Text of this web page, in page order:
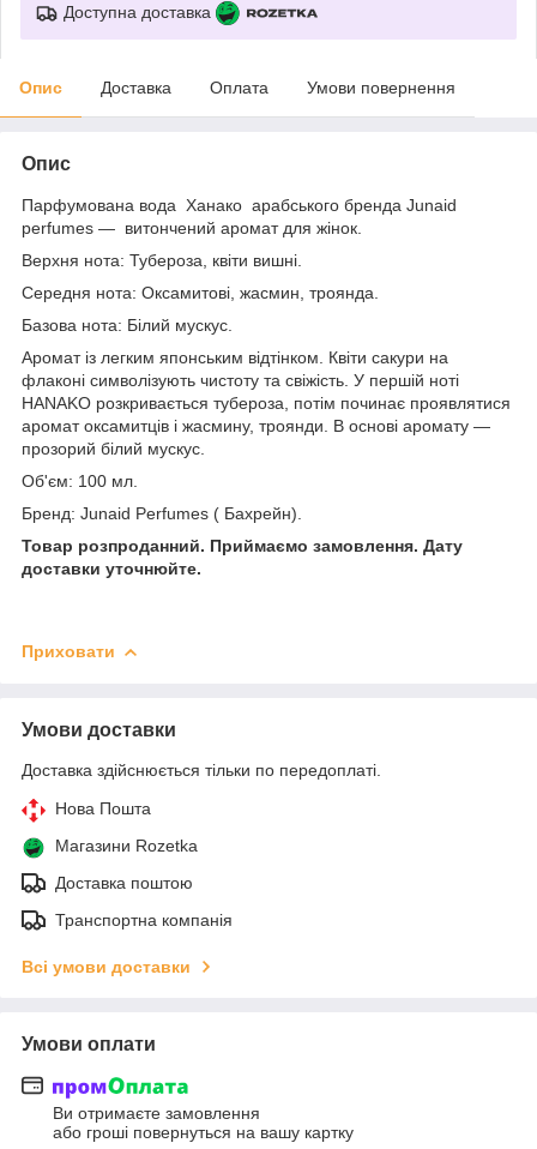
Доступна доставка
Опис Доставка Оплата Умови повернення
Опис
Парфумована вода Ханако арабського бренда Junaid
perfumes — витончений аромат для жінок.
Верхня нота: Тубероза, квіти вишні.
Середня нота: Оксамитові, жасмин, троянда.
Базова нота: Білий мускус.
Аромат із легким японським відтінком. Квіти сакури на
флаконі символізують чистоту та свіжість. У першій ноті
HANAKO розкривається тубероза, потім починає проявлятися
аромат оксамитців і жасмину, троянди. В основі аромату —
прозорий білий мускус.
Об'єм: 100 мл.
Бренд: Junaid Perfumes ( Бахрейн).
Товар розпроданний. Приймаємо замовлення. Дату
доставки уточнюйте.
Приховати
Умови доставки
Доставка здійснюється тільки по передоплаті.
Нова Пошта
Магазини Rozetka
Доставка поштою
Транспортна компанія
Всі умови доставки
Умови оплати
Ви отримаєте замовлення
або гроші повернуться на вашу картку